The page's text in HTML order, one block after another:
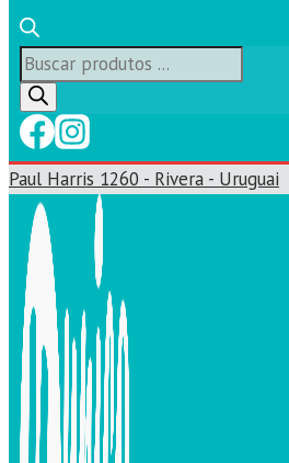
Búsqueda
de
productos
Paul Harris 1260 - Rivera - Uruguai